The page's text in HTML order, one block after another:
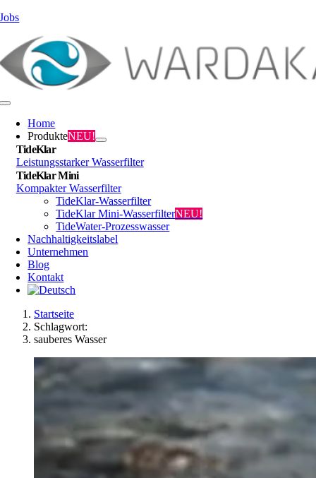
Zum
springen
Jobs
Toggle
NavigationHome
ProdukteNEU!
TideKlar
Leistungsstarker Wasserfilter
TideKlar Mini
Kompakter Wasserfilter
TideKlar-Wasserfilter
TideKlar Mini-WasserfilterNEU!
TideWater-Prozesswasser
Nachhaltigkeitslabel
Unternehmen
Blog
Kontakt
Startseite
Schlagwort:
sauberes Wasser